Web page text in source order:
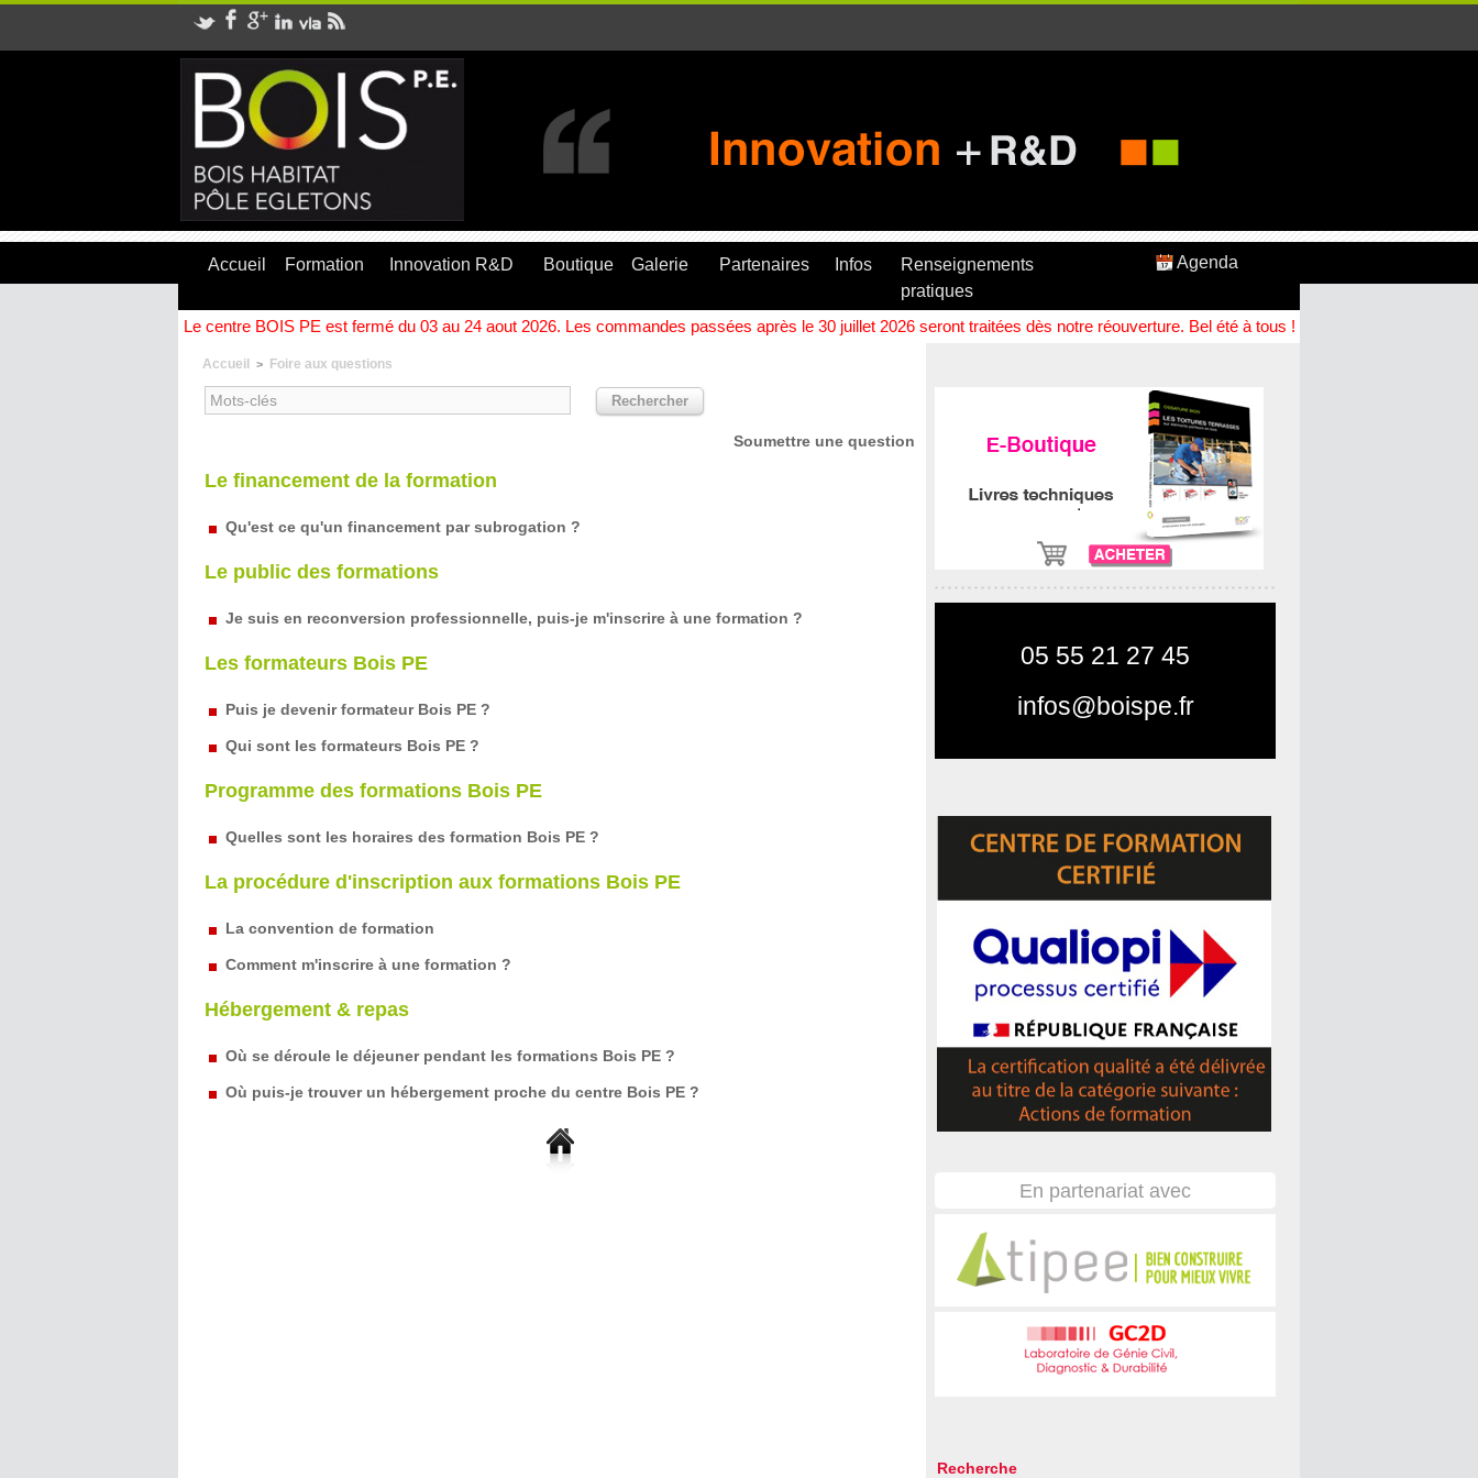
Accueil Formation Innovation R&D Boutique Galerie Partenaires Infos
Renseignements
pratiques
Agenda
Le centre BOIS PE est fermé du 03 au 24 aout 2026. Les commandes passées après le 30 juillet 2026 seront traitées dès notre réouverture. Bel été à tous !
Accueil > Foire aux questions
Soumettre une question
Le financement de la formation
Qu'est ce qu'un financement par subrogation ?
Le public des formations
Je suis en reconversion professionnelle, puis-je m'inscrire à une formation ?
Les formateurs Bois PE
Puis je devenir formateur Bois PE ?
Qui sont les formateurs Bois PE ?
Programme des formations Bois PE
Quelles sont les horaires des formation Bois PE ?
La procédure d'inscription aux formations Bois PE
La convention de formation
Comment m'inscrire à une formation ?
Hébergement & repas
Où se déroule le déjeuner pendant les formations Bois PE ?
Où puis-je trouver un hébergement proche du centre Bois PE ?
05 55 21 27 45
infos@boispe.fr
En partenariat avec
Recherche